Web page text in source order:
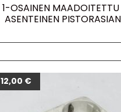
1-OSAINEN
ASENTEINEN
12,00 €